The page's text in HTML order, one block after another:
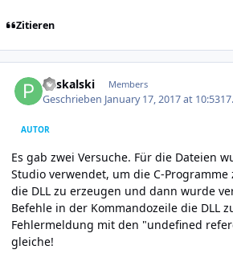
Zitieren
Paskalski Members
Geschrieben January 17, 2017 at 10:53
AUTOR
Es gab zwei Versuche. Für die Dateien
Studio verwendet, um die C-
die DLL zu erzeugen und dann wurde
Befehle in der Kommandozeile die DLL
Fehlermeldung mit den "undefined
gleiche!